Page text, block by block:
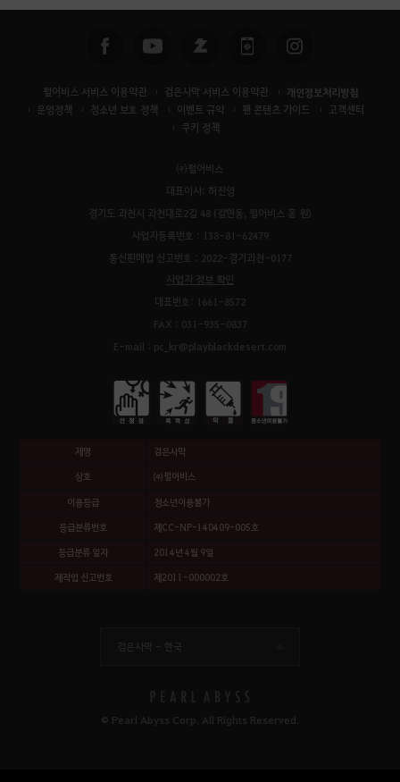
펄어비스 서비스 이용약관 검은사막 서비스 이용약관 개인정보처리방침
운영정책 청소년 보호 정책 이벤트 규약 팬 콘텐츠 가이드
고객센터
쿠키 정책
㈜펄어비스
대표이사: 허진영
경기도 과천시 과천대로2길 48 (갈현동, 펄어비스 홈 원)
사업자등록번호 : 138-81-62479
통신판매업 신고번호 : 2022-경기과천-0177
사업자 정보 확인
대표번호: 1661-8572
FAX : 031-935-0837
E-mail : pc_kr@playblackdesert.com
제명 검은사막
상호 ㈜펄어비스
이용등급 청소년이용불가
등급분류번호 제CC-NP-140409-005호
등급분류 일자 2014년 4월 9일
제작업 신고번호 제2011-000002호
검은사막 - 한국
© Pearl Abyss Corp. All Rights Reserved.